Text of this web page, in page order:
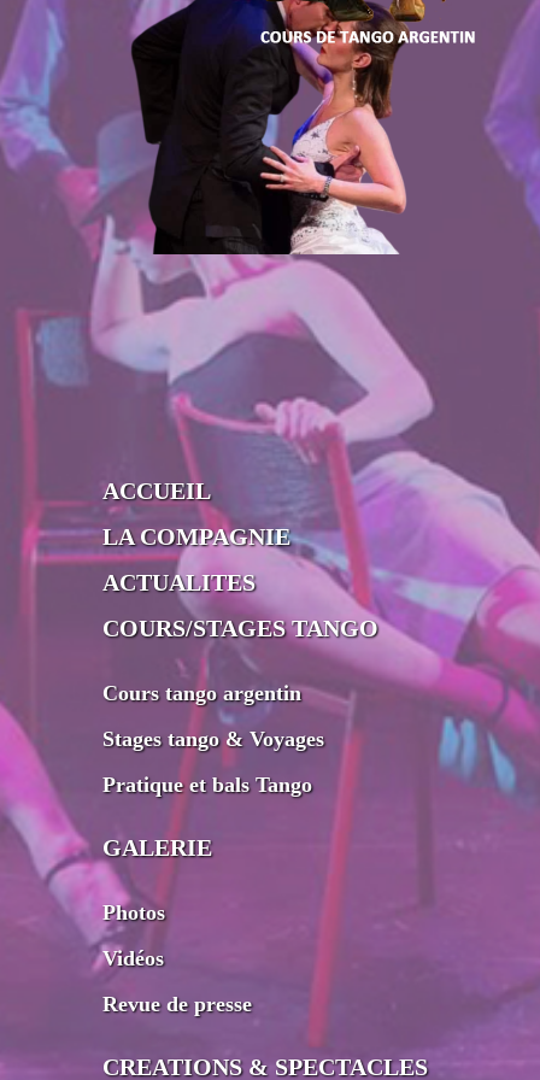
ACCUEIL
LA COMPAGNIE
ACTUALITES
COURS/STAGES TANGO
Cours tango argentin
Stages tango & Voyages
Pratique et bals Tango
GALERIE
Photos
Vidéos
Revue de presse
CREATIONS & SPECTACLES